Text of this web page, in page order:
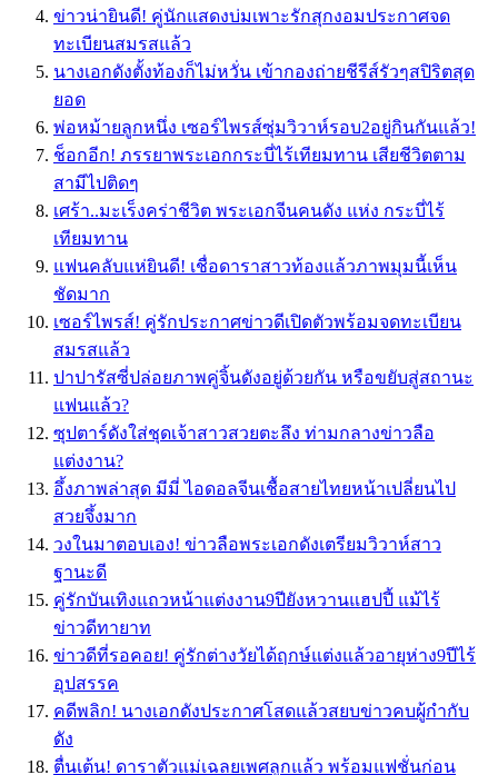
ข่าวน่ายินดี! คู่นักแสดงบ่มเพาะรักสุกงอมประกาศจด
ทะเบียนสมรสแล้ว
นางเอกดังตั้งท้องก็ไม่หวั่น เข้ากองถ่ายชีรีส์รัวๆสปิริตสุด
ยอด
พ่อหม้ายลูกหนึ่ง เซอร์ไพรส์ซุ่มวิวาห์รอบ2อยู่กินกันแล้ว!
ช็อกอีก! ภรรยาพระเอกกระบี่ไร้เทียมทาน เสียชีวิตตาม
สามีไปติดๆ
เศร้า..มะเร็งคร่าชีวิต พระเอกจีนคนดัง แห่ง กระบี่ไร้
เทียมทาน
แฟนคลับแห่ยินดี! เชื่อดาราสาวท้องแล้วภาพมุมนี้เห็น
ชัดมาก
เซอร์ไพรส์! คู่รักประกาศข่าวดีเปิดตัวพร้อมจดทะเบียน
สมรสแล้ว
ปาปารัสซี่ปล่อยภาพคู่จิ้นดังอยู่ด้วยกัน หรือขยับสู่สถานะ
แฟนแล้ว?
ซุปตาร์ดังใส่ชุดเจ้าสาวสวยตะลึง ท่ามกลางข่าวลือ
แต่งงาน?
อึ้งภาพล่าสุด มีมี่ ไอดอลจีนเชื้อสายไทยหน้าเปลี่ยนไป
สวยจึ้งมาก
วงในมาตอบเอง! ข่าวลือพระเอกดังเตรียมวิวาห์สาว
ฐานะดี
คู่รักบันเทิงแถวหน้าแต่งงาน9ปียังหวานแฮปปี้ แม้ไร้
ข่าวดีทายาท
ข่าวดีที่รอคอย! คู่รักต่างวัยได้ฤกษ์แต่งแล้วอายุห่าง9ปีไร้
อุปสรรค
คดีพลิก! นางเอกดังประกาศโสดแล้วสยบข่าวคบผู้กำกับ
ดัง
ตื่นเต้น! ดาราตัวแม่เฉลยเพศลูกแล้ว พร้อมแฟชั่นก่อน